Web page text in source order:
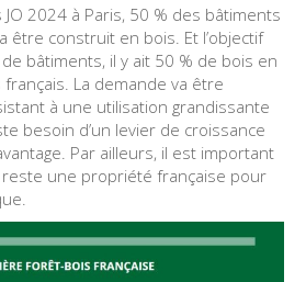
2024 à Paris, 50 % des bâtiments
être construit en bois. Et l’objectif
bâtiments, il y ait 50 % de bois en
La demande va être
à une utilisation grandissante
besoin d’un levier de croissance
Par ailleurs, il est important
une propriété française pour